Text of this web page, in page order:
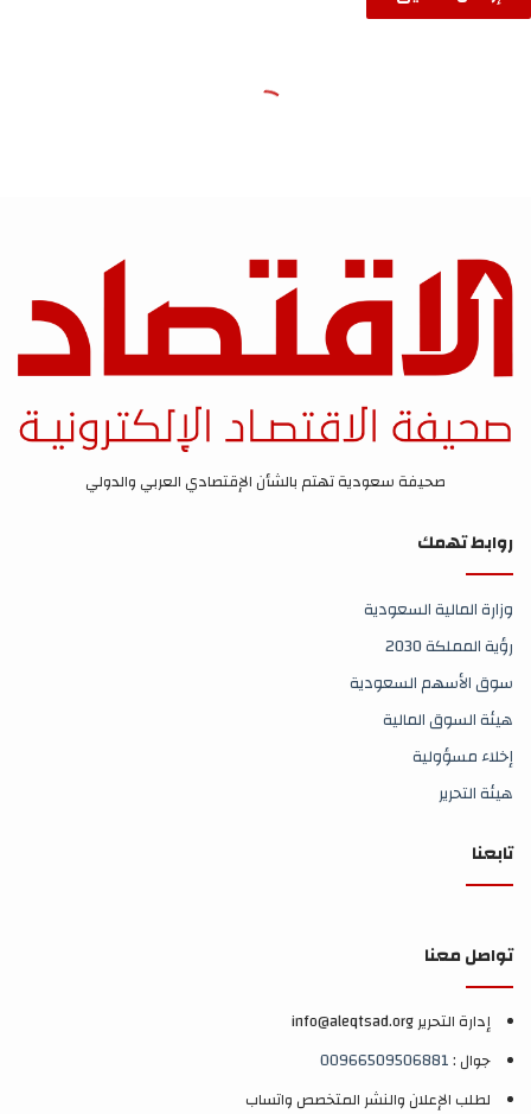
صحيفة سعودية تهتم بالشأن الإقتصادي العربي والدولي
روابط تهمك
وزارة المالية السعودية
رؤية المملكة 2030
سوق الأسهم السعودية
هيئة السوق المالية
إخلاء مسؤولية
هيئة التحرير
تابعنا
تواصل معنا
إدارة التحرير info@aleqtsad.org
جوال :00966509506881
لطلب الإعلان والنشر المتخصص واتساب